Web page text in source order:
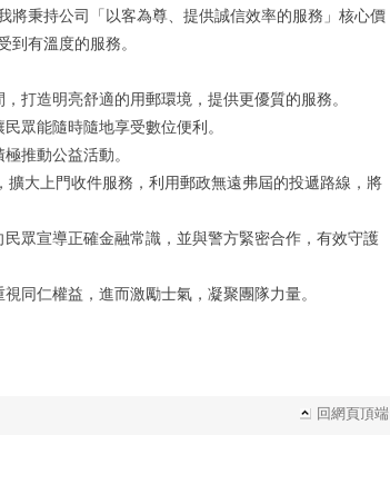
秉持公司「以客為尊、提供誠信效率的服務」核心價
有溫度的服務。
打造明亮舒適的用郵環境，提供更優質的服務。
眾能隨時隨地享受數位便利。
推動公益活動。
大上門收件服務，利用郵政無遠弗屆的投遞路線，將
眾宣導正確金融常識，並與警方緊密合作，有效守護
同仁權益，進而激勵士氣，凝聚團隊力量。
回網頁頂端